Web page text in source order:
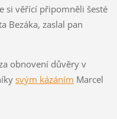
si věřící připomněli šesté
Bezáka, zaslal pan
obnovení důvěry v
svým kázáním Marcel